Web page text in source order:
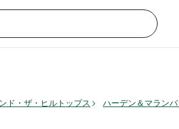
ド・ザ・ヒルトップス ハーデン＆マランバ